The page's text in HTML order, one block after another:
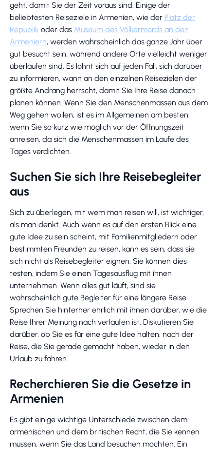
geht, damit Sie der Zeit voraus sind. Einige der
beliebtesten Reiseziele in Armenien, wie der Platz der
Republik oder das Museum des Völkermords an den
Armeniern, werden wahrscheinlich das ganze Jahr über
gut besucht sein, während andere Orte vielleicht weniger
überlaufen sind. Es lohnt sich auf jeden Fall, sich darüber
zu informieren, wann an den einzelnen Reisezielen der
größte Andrang herrscht, damit Sie Ihre Reise danach
planen können. Wenn Sie den Menschenmassen aus dem
Weg gehen wollen, ist es im Allgemeinen am besten,
wenn Sie so kurz wie möglich vor der Öffnungszeit
anreisen, da sich die Menschenmassen im Laufe des
Tages verdichten.
Suchen Sie sich Ihre Reisebegleiter
aus
Sich zu überlegen, mit wem man reisen will, ist wichtiger,
als man denkt. Auch wenn es auf den ersten Blick eine
gute Idee zu sein scheint, mit Familienmitgliedern oder
bestimmten Freunden zu reisen, kann es sein, dass sie
sich nicht als Reisebegleiter eignen. Sie können dies
testen, indem Sie einen Tagesausflug mit ihnen
unternehmen. Wenn alles gut läuft, sind sie
wahrscheinlich gute Begleiter für eine längere Reise.
Sprechen Sie hinterher ehrlich mit ihnen darüber, wie die
Reise Ihrer Meinung nach verlaufen ist. Diskutieren Sie
darüber, ob Sie es für eine gute Idee halten, nach der
Reise, die Sie gerade gemacht haben, wieder in den
Urlaub zu fahren.
Recherchieren Sie die Gesetze in
Armenien
Es gibt einige wichtige Unterschiede zwischen dem
armenischen und dem britischen Recht, die Sie kennen
müssen, wenn Sie das Land besuchen möchten. Ein